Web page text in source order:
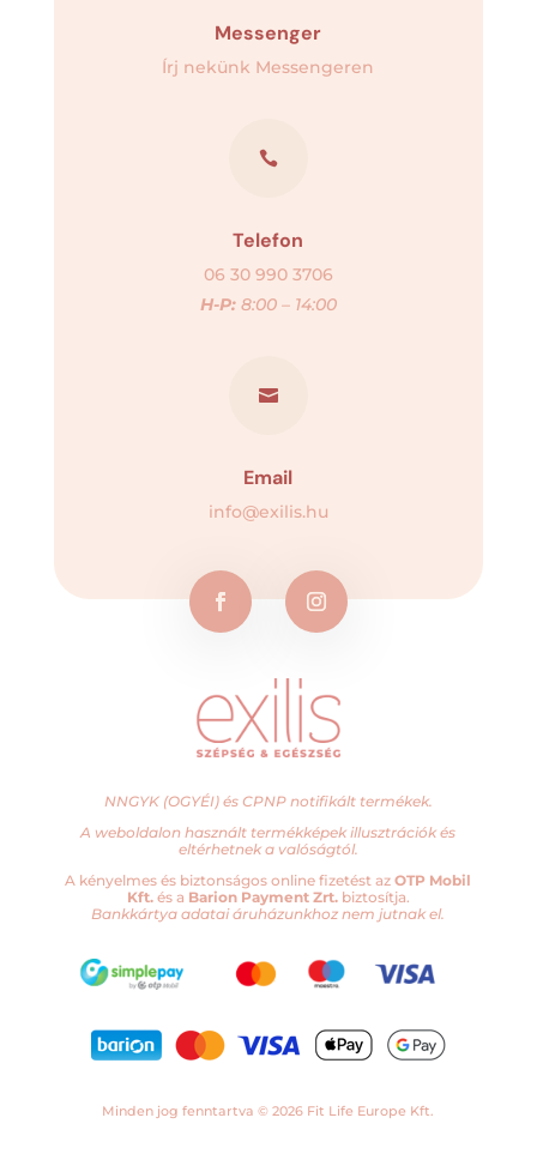
Exilis
Messenger
Írj nekünk Messengeren

Telefon
06 30 990 3706
H-P:8:00 – 14:00

Email
info@exilis.hu
NNGYK (OGYÉI) és CPNP notifikált termékek.
A weboldalon használt termékképek illusztrációk és
eltérhetnek a valóságtól.
A kényelmes és biztonságos online fizetést azOTP Mobil
Kft.és a Barion Payment Zrt.biztosítja.
Bankkártya adatai áruházunkhoz nem jutnak el.
Minden jog fenntartva © 2026 Fit Life Europe Kft.